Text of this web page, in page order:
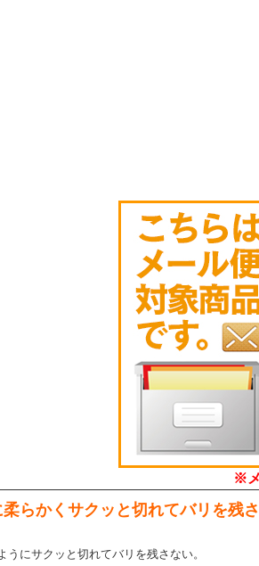
※
らかくサクッと切れてバリを残
うにサクッと切れてバリを残さない。